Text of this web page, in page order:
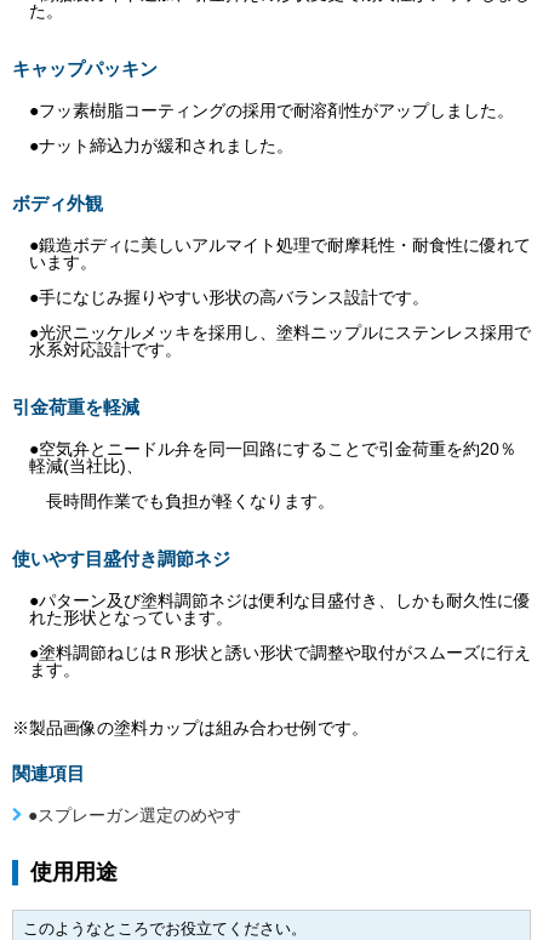
た。
キャップパッキン
●フッ素樹脂コーティングの採用で耐溶剤性がアップしました。
●ナット締込力が緩和されました。
ボディ外観
●鍛造ボディに美しいアルマイト処理で耐摩耗性・耐食性に優れて
います。
●手になじみ握りやすい形状の高バランス設計です。
●光沢ニッケルメッキを採用し、塗料ニップルにステンレス採用で
水系対応設計です。
引金荷重を軽減
●空気弁とニードル弁を同一回路にすることで引金荷重を約20％
軽減(当社比)、
長時間作業でも負担が軽くなります。
使いやす目盛付き調節ネジ
●パターン及び塗料調節ネジは便利な目盛付き、しかも耐久性に優
れた形状となっています。
●塗料調節ねじはＲ形状と誘い形状で調整や取付がスムーズに行え
ます。
※製品画像の塗料カップは組み合わせ例です。
関連項目
●スプレーガン選定のめやす
使用用途
このようなところでお役立てください。